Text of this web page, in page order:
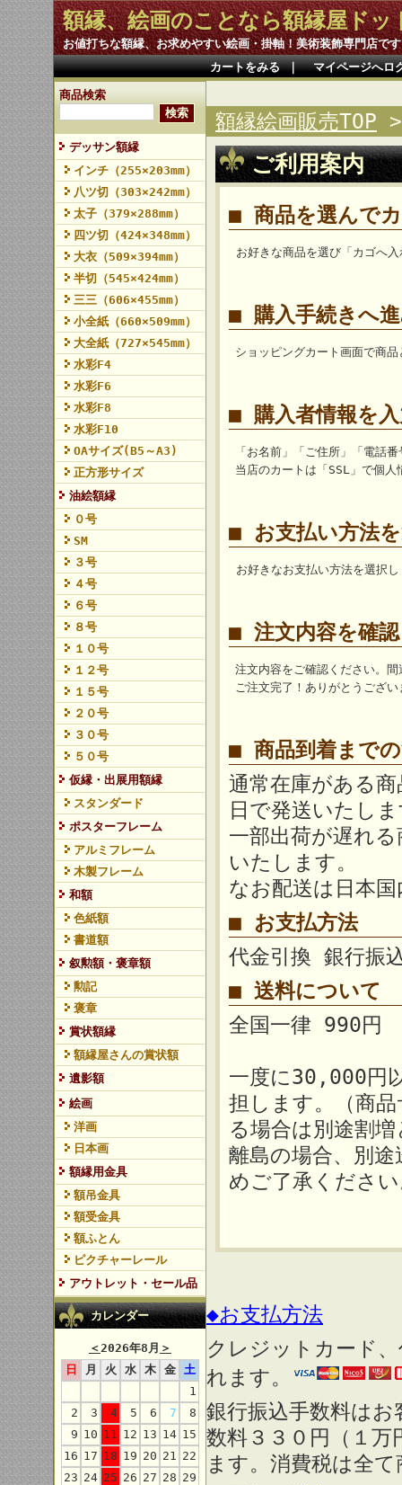
額縁、絵画のことなら額縁屋ドッ
お値打ちな額縁、お求めやすい絵画・掛軸！美術装飾専門店で
カートをみる｜ マイページへロ
商品検索
デッサン額縁
インチ（255×203mm）
八ツ切（303×242mm）
太子（379×288mm）
四ツ切（424×348mm）
大衣（509×394mm）
半切（545×424mm）
三三（606×455mm）
小全紙（660×509mm）
大全紙（727×545mm）
水彩F4
水彩F6
水彩F8
水彩F10
OAサイズ(B5～A3)
正方形サイズ
油絵額縁
０号
SM
３号
４号
６号
８号
１０号
１２号
１５号
２０号
３０号
５０号
仮縁・出展用額縁
スタンダード
ポスターフレーム
アルミフレーム
木製フレーム
和額
色紙額
書道額
叙勲額・褒章額
勲記
褒章
賞状額縁
額縁屋さんの賞状額
遺影額
絵画
洋画
日本画
額縁用金具
額吊金具
額受金具
額ふとん
ピクチャーレール
アウトレット・セール品
カレンダー
＜2026年8月 ＞
日
月 火 水 木 金
土
1
2
3 4 5 6 7
8
9 10 11 12 13 14 15
16 17 18 19 20 21 22
23 24 25 26 27 28 29
額縁絵画販売TOP
ご利用案内
■ 商品を選んで
お好きな商品を選び「カゴへ
■ 購入手続きへ
ショッピングカート画面で商
■ 購入者情報を
「お名前」「ご住所」「電話
当店のカートは「SSL」で個
■ お支払い方法
お好きなお支払い方法を選択
■ 注文内容を確
注文内容をご確認ください。
ご注文完了！ありがとうござい
■ 商品到着まで
通常在庫がある
日で発送いたし
一部出荷が遅れ
いたします。
なお配送は日本
■ お支払方法
代金引換 銀行振
■ 送料について
全国一律 990円
一度に30,000円
担します。（商
る場合は別途割
離島の場合、別
めご了承くださ
◆お支払方法
クレジットカード
れます。
銀行振込手数料は
数料３３０円（１
ます。消費税は全